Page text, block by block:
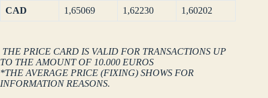
CAD 1,65069 1,62230 1,60202
THE PRICE CARD IS VALID FOR TRANSACTIONS UP
TO THE AMOUNT OF 10.000 EUROS
*THE AVERAGE PRICE (FIXING) SHOWS FOR
INFORMATION REASONS.